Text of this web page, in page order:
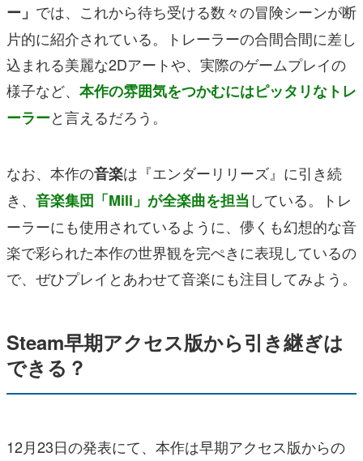
ー」 では、これから待ち受ける数々の冒険シーンが断
片的に紹介されている。トレーラーの合間合間に差し
込まれる美麗な2Dアートや、実際のゲームプレイの
様子など、 本作の雰囲気をつかむにはピッタリなトレ
ーラーと言えるだろう。
なお、本作の音楽は『エンダーリリーズ』に引き続
き、 音楽集団「Mili」が全楽曲を担当 している。トレ
ーラーにも使用されているように、儚くも幻想的な音
楽で彩られた本作の世界観を完ぺきに表現しているの
で、ぜひプレイとあわせて音楽にも注目してみよう。
Steam早期アクセス版から引き継ぎは
できる？
12月23日の発表にて、本作は早期アクセス版からの